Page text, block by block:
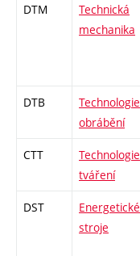
DTM
Technická
mechanika
DTB
Technologie
obrábění
CTT
Technologie
tváření
DST
Energetické
stroje